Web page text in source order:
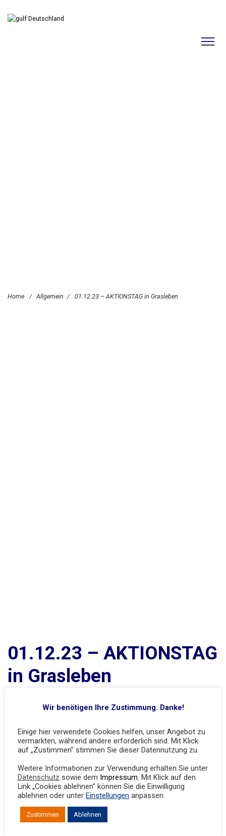
Home / Allgemein / 01.12.23 – AKTIONSTAG in Grasleben
01.12.23 – AKTIONSTAG
in Grasleben
Neueste Beiträge
Der Herbst ist da – Verwöhnprogramm für Dein Auto – TinQ Freren.
Wir benötigen Ihre Zustimmung. Danke!
Einige hier verwendete Cookies helfen, unser Angebot zu
vermarkten, während andere erforderlich sind. Mit Klick
auf „Zustimmen” stimmen Sie dieser Datennutzung zu.
Weitere Informationen zur Verwendung erhalten Sie unter
Datenschutz sowie dem Impressum . Mit Klick auf den
Link „Cookies ablehnen” können Sie die Einwilligung
ablehnen oder unter Einstellungen anpassen.
Zustimmen Ablehnen